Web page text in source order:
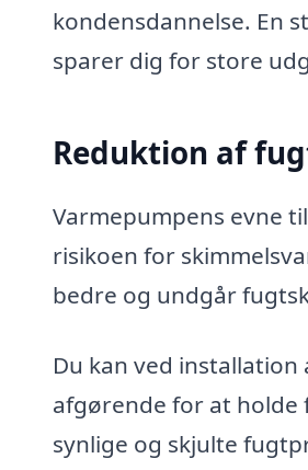
kondensdannelse. En
sparer dig for store
Reduktion af
Varmepumpens evne
risikoen for
bedre og undgår
Du kan ved
afgørende for at holde
synlige og skjulte